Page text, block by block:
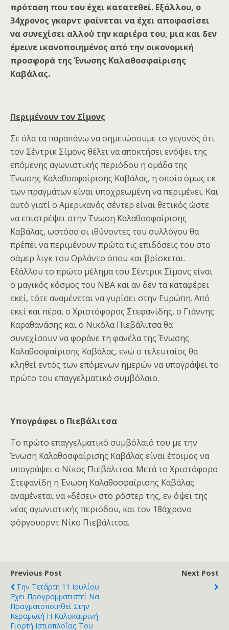
πρόταση που του έχει κατατεθεί. Εξάλλου, ο
34χρονος γκαρντ φαίνεται να έχει αποφασίσει
να συνεχίσει αλλού την καριέρα του, μια και δεν
έμεινε ικανοποιημένος από την οικονομική
προσφορά της Ένωσης Καλαθοσφαίρισης
Καβάλας.
Περιμένουν τον Σίμονς
Σε όλα τα παραπάνω να σημειώσουμε το γεγονός ότι
τον Σέντρικ Σίμονς θέλει να αποκτήσει ενόψει της
επόμενης αγωνιστικής περιόδου η ομάδα της
Ένωσης Καλαθοσφαίρισης Καβάλας, η οποία όμως εκ
των πραγμάτων είναι υποχρεωμένη να περιμένει. Και
αυτό γιατί ο Αμερικανός σέντερ είναι θετικός ώστε
να επιστρέψει στην Ένωση Καλαθοσφαίρισης
Καβάλας, ωστόσο οι ιθύνοντες του συλλόγου θα
πρέπει να περιμένουν πρώτα τις επιδόσεις του στο
σάμερ λιγκ του Ορλάντο όπου και βρίσκεται.
Εξάλλου το πρώτο μέλημα του Σέντρικ Σίμονς είναι
ο μαγικός κόσμος του ΝΒΑ και αν δεν τα καταφέρει
εκεί, τότε αναμένεται να γυρίσει στην Ευρώπη. Από
εκεί και πέρα, ο Χριστόφορος Στεφανίδης, ο Γιάννης
Καραθανάσης και ο Νικόλα Πιεβάλιτσα θα
συνεχίσουν να φοράνε τη φανέλα της Ένωσης
Καλαθοσφαίρισης Καβάλας, ενώ ο τελευταίος θα
κληθεί εντός των επόμενων ημερών να υπογράψει το
πρώτο του επαγγελματικό συμβόλαιο.
Υπογράφει ο Πιεβάλιτσα
Το πρώτο επαγγελματικό συμβόλαιό του με την
Ένωση Καλαθοσφαίρισης Καβάλας είναι έτοιμος να
υπογράψει ο Νίκος Πιεβάλιτσα. Μετά το Χριστόφορο
Στεφανίδη η Ένωση Καλαθοσφαίρισης Καβάλας
αναμένεται να «δέσει» στο ρόστερ της, εν όψει της
νέας αγωνιστικής περιόδου, και τον 18άχρονο
φόργουορντ Νίκο Πιεβάλιτσα.
Previous Post
Την Τετάρτη 11 Ιουλίου
Έχει Προγραμματιστεί Να
Πραγματοποιηθεί Στην
Κεραμωτή Η Καλοκαιρινή
Γιορτή Ιστιοπλοΐας Του
Next Post